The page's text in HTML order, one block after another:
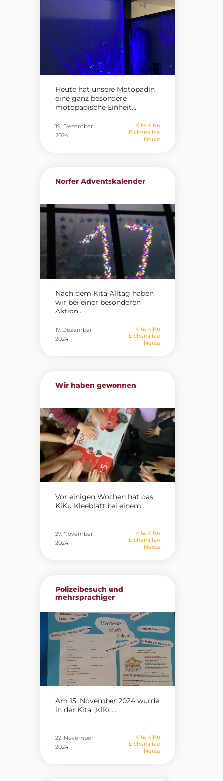
Heute hat unsere Motopädin
eine ganz besondere
motopädische Einheit...
19. Dezember
2024
Kita KiKu
Eichenallee
Neuss
Norfer Adventskalender
Nach dem Kita-Alltag haben
wir bei einer besonderen
Aktion...
17. Dezember
2024
Kita KiKu
Eichenallee
Neuss
Wir haben gewonnen
Vor einigen Wochen hat das
KiKu Kleeblatt bei einem...
27. November
2024
Kita KiKu
Eichenallee
Neuss
Polizeibesuch und
mehrsprachiger
Am 15. November 2024 wurde
in der Kita „KiKu...
22. November
2024
Kita KiKu
Eichenallee
Neuss